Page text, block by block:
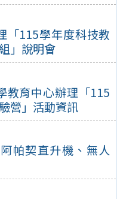
「115學年度科技教
」說明會
教育中心辦理「115
營」活動資訊
帕契直升機、無人